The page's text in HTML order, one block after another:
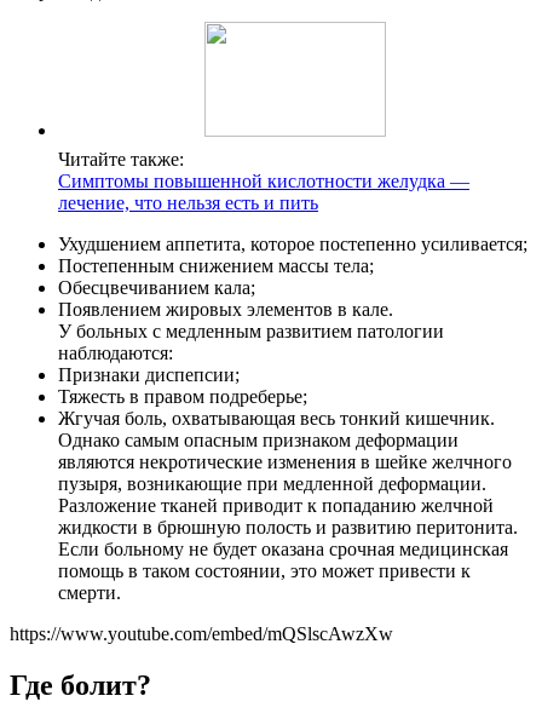
Читайте также:
Симптомы повышенной кислотности желудка —
лечение, что нельзя есть и пить
Ухудшением аппетита, которое постепенно усиливается;
Постепенным снижением массы тела;
Обесцвечиванием кала;
Появлением жировых элементов в кале.
У больных с медленным развитием патологии
наблюдаются:
Признаки диспепсии;
Тяжесть в правом подреберье;
Жгучая боль, охватывающая весь тонкий кишечник.
Однако самым опасным признаком деформации
являются некротические изменения в шейке желчного
пузыря, возникающие при медленной деформации.
Разложение тканей приводит к попаданию желчной
жидкости в брюшную полость и развитию перитонита.
Если больному не будет оказана срочная медицинская
помощь в таком состоянии, это может привести к
смерти.
https://www.youtube.com/embed/mQSlscAwzXw
Где болит?